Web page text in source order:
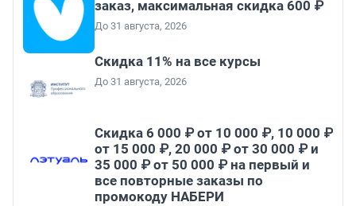
заказ, максимальная скидка 600 ₽
До 31 августа, 2026
Скидка 11% на все курсы
До 31 августа, 2026
Скидка 6 000 ₽ от 10 000 ₽, 10 000 ₽
от 15 000 ₽, 20 000 ₽ от 30 000 ₽ и
35 000 ₽ от 50 000 ₽ на первый и
все повторные заказы по
промокоду НАБЕРИ